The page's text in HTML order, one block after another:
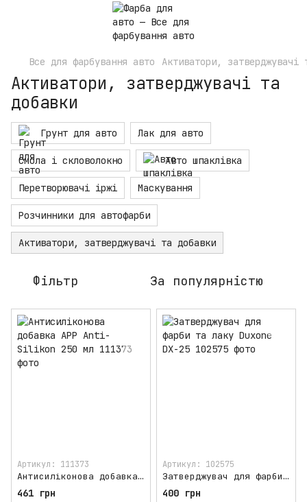
Все для фарбування авто Активатори, затверджувачі
Активатори, затверджувачі та
добавки
Грунт для авто Лак для авто
Смола і скловолокно Авто шпаклівка
Перетворювачі іржі Маскування
Розчинники для автофарби
Активатори, затверджувачі та добавки
Фільтр За популярністю
Артикул: 111373
Антисиліконова добавка APP Anti-Silikon 250 мл
461 грн
Артикул: 102575
Затверджувач для фарби та лаку Duxone DX-25
400 грн